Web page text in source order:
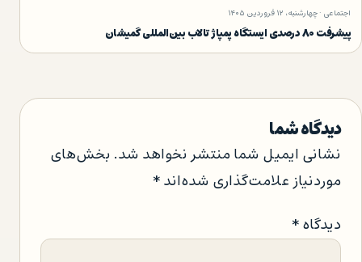
اجتماعی · چهارشنبه، ۱۲ فروردین ۱۴۰۵
پیشرفت ۸۰ درصدی ایستگاه پمپاژ تالاب بین‌المللی گمیشان
دیدگاه شما
نشانی ایمیل شما منتشر نخواهد شد. بخش‌های
موردنیاز علامت‌گذاری شده‌اند*
دیدگاه*